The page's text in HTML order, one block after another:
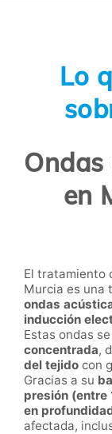
Lo
en
El tratamiento
Murcia es una
ondas
inducción
Estas ondas
concentrada,
del tejido con
Gracias a su
presión (entre
en
afectada,